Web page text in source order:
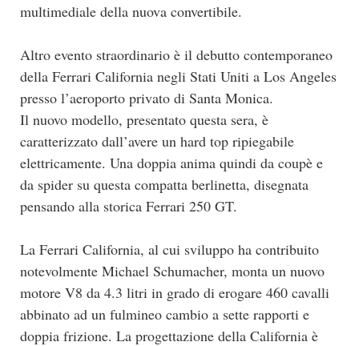
multimediale della nuova convertibile.
Altro evento straordinario è il debutto contemporaneo
della Ferrari California negli Stati Uniti a Los Angeles
presso l’aeroporto privato di Santa Monica.
Il nuovo modello, presentato questa sera, è
caratterizzato dall’avere un hard top ripiegabile
elettricamente. Una doppia anima quindi da coupè e
da spider su questa compatta berlinetta, disegnata
pensando alla storica Ferrari 250 GT.
La Ferrari California, al cui sviluppo ha contribuito
notevolmente Michael Schumacher, monta un nuovo
motore V8 da 4.3 litri in grado di erogare 460 cavalli
abbinato ad un fulmineo cambio a sette rapporti e
doppia frizione. La progettazione della California è